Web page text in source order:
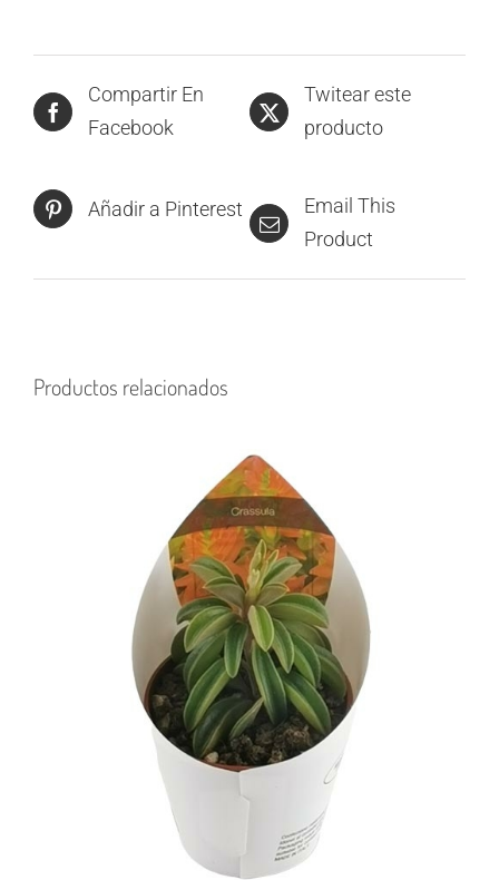
Compartir En
Facebook
Twitear este
producto
Añadir a Pinterest
Email This
Product
Productos relacionados